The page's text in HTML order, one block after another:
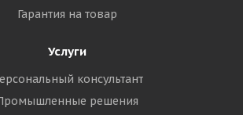
Гарантия на товар
Услуги
консультант
решения